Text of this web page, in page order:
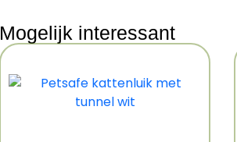
Mogelijk interessant